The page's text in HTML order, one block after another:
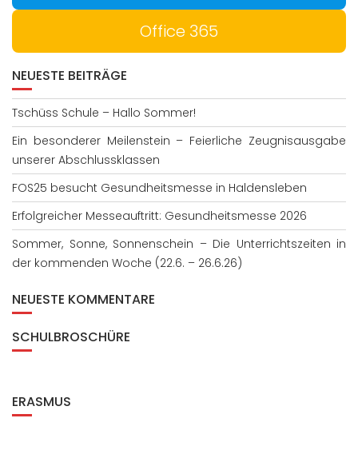
Office 365
NEUESTE BEITRÄGE
Tschüss Schule – Hallo Sommer!
Ein besonderer Meilenstein – Feierliche Zeugnisausgabe
unserer Abschlussklassen
FOS25 besucht Gesundheitsmesse in Haldensleben
Erfolgreicher Messeauftritt: Gesundheitsmesse 2026
Sommer, Sonne, Sonnenschein – Die Unterrichtszeiten in
der kommenden Woche (22.6. – 26.6.26)
NEUESTE KOMMENTARE
SCHULBROSCHÜRE
ERASMUS